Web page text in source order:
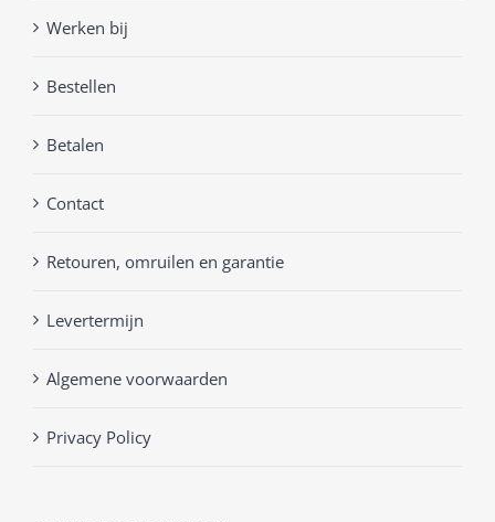
Werken bij
Bestellen
Betalen
Contact
Retouren, omruilen en garantie
Levertermijn
Algemene voorwaarden
Privacy Policy